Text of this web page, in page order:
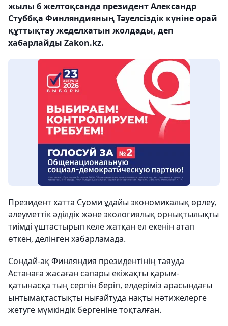
жылы 6 желтоқсанда президент Александр
Стуббқа Финляндияның Тәуелсіздік күніне орай
құттықтау жеделхатын жолдады, деп
хабарлайды Zakon.kz.
Президент хатта Суоми ұдайы экономикалық өрлеу,
әлеуметтік әділдік және экологиялық орнықтылықты
тиімді ұштастырып келе жатқан ел екенін атап
өткен, делінген хабарламада.
Сондай-ақ Финляндия президентінің таяуда
Астанаға жасаған сапары екіжақты қарым-
қатынасқа тың серпін беріп, елдеріміз арасындағы
ынтымақтастықты нығайтуда нақты нәтижелерге
жетуге мүмкіндік бергеніне тоқталған.